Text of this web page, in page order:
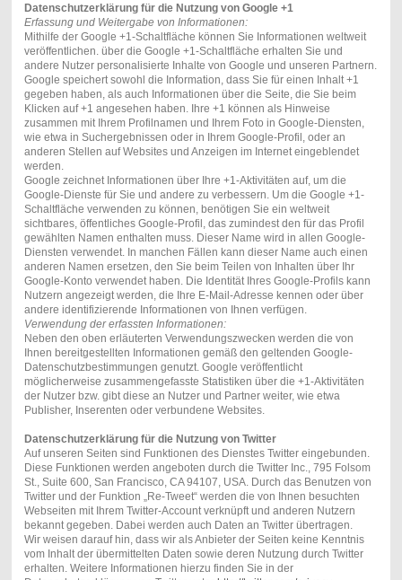
Datenschutzerklärung für die Nutzung von Google +1
Erfassung und Weitergabe von Informationen:
Mithilfe der Google +1-Schaltfläche können Sie Informationen weltweit
veröffentlichen. über die Google +1-Schaltfläche erhalten Sie und
andere Nutzer personalisierte Inhalte von Google und unseren Partnern.
Google speichert sowohl die Information, dass Sie für einen Inhalt +1
gegeben haben, als auch Informationen über die Seite, die Sie beim
Klicken auf +1 angesehen haben. Ihre +1 können als Hinweise
zusammen mit Ihrem Profilnamen und Ihrem Foto in Google-Diensten,
wie etwa in Suchergebnissen oder in Ihrem Google-Profil, oder an
anderen Stellen auf Websites und Anzeigen im Internet eingeblendet
werden.
Google zeichnet Informationen über Ihre +1-Aktivitäten auf, um die
Google-Dienste für Sie und andere zu verbessern. Um die Google +1-
Schaltfläche verwenden zu können, benötigen Sie ein weltweit
sichtbares, öffentliches Google-Profil, das zumindest den für das Profil
gewählten Namen enthalten muss. Dieser Name wird in allen Google-
Diensten verwendet. In manchen Fällen kann dieser Name auch einen
anderen Namen ersetzen, den Sie beim Teilen von Inhalten über Ihr
Google-Konto verwendet haben. Die Identität Ihres Google-Profils kann
Nutzern angezeigt werden, die Ihre E-Mail-Adresse kennen oder über
andere identifizierende Informationen von Ihnen verfügen.
Verwendung der erfassten Informationen:
Neben den oben erläuterten Verwendungszwecken werden die von
Ihnen bereitgestellten Informationen gemäß den geltenden Google-
Datenschutzbestimmungen genutzt. Google veröffentlicht
möglicherweise zusammengefasste Statistiken über die +1-Aktivitäten
der Nutzer bzw. gibt diese an Nutzer und Partner weiter, wie etwa
Publisher, Inserenten oder verbundene Websites.
Datenschutzerklärung für die Nutzung von Twitter
Auf unseren Seiten sind Funktionen des Dienstes Twitter eingebunden.
Diese Funktionen werden angeboten durch die Twitter Inc., 795 Folsom
St., Suite 600, San Francisco, CA 94107, USA. Durch das Benutzen von
Twitter und der Funktion „Re-Tweet“ werden die von Ihnen besuchten
Webseiten mit Ihrem Twitter-Account verknüpft und anderen Nutzern
bekannt gegeben. Dabei werden auch Daten an Twitter übertragen.
Wir weisen darauf hin, dass wir als Anbieter der Seiten keine Kenntnis
vom Inhalt der übermittelten Daten sowie deren Nutzung durch Twitter
erhalten. Weitere Informationen hierzu finden Sie in der